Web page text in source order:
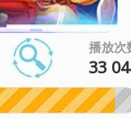
播放次
33